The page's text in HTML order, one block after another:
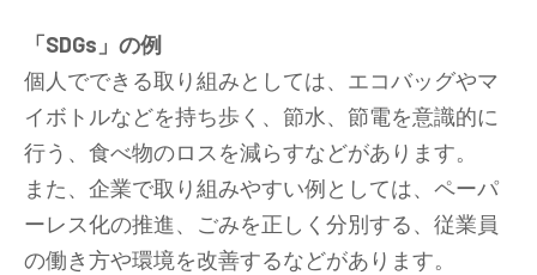
「SDGs」の例
個人でできる取り組みとしては、エコバッグやマ
イボトルなどを持ち歩く、節水、節電を意識的に
行う、食べ物のロスを減らすなどがあります。
また、企業で取り組みやすい例としては、ペーパ
ーレス化の推進、ごみを正しく分別する、従業員
の働き方や環境を改善するなどがあります。